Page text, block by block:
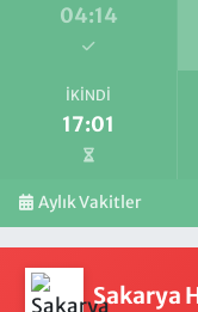
04:14
İKINDI
17:01
Aylık Vakitler
Sakarya